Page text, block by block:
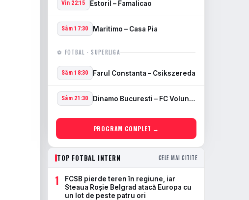
Vin 22:15 Estoril – Famalicao
Sâm 17:30 Maritimo – Casa Pia
⚽ FOTBAL · SUPERLIGA
Sâm 18:30 Farul Constanta – Csikszereda
Sâm 21:30 Dinamo Bucuresti – FC Voluntari
PROGRAM COMPLET →
TOP FOTBAL INTERN CELE MAI CITITE
1
FCSB pierde teren în regiune, iar
Steaua Roșie Belgrad atacă Europa cu
un lot de peste patru ori